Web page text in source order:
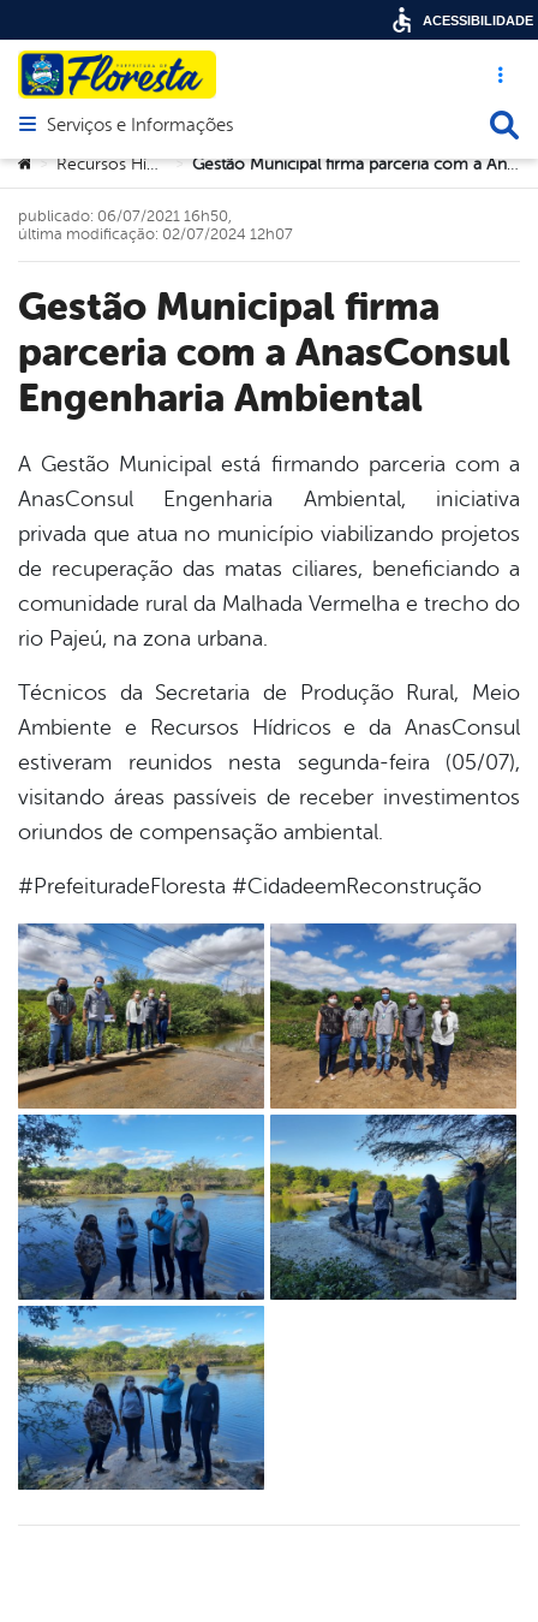
Acesso
Abrir menu principal de navegação
Serviços e Informações
Você está aqui:
> Recursos Hídricos > Gestão Municipal firma parceria com a AnasConsul Engenharia Ambiental
Gestão Municipal firma
parceria com a AnasConsul
Engenharia Ambiental
publicado: 06/07/2021 16h50,
última modificação: 02/07/2024 12h07
A Gestão Municipal está firmando parceria com a
AnasConsul Engenharia Ambiental, iniciativa
privada que atua no município viabilizando projetos
de recuperação das matas ciliares, beneficiando a
comunidade rural da Malhada Vermelha e trecho do
rio Pajeú, na zona urbana.
Técnicos da Secretaria de Produção Rural, Meio
Ambiente e Recursos Hídricos e da AnasConsul
estiveram reunidos nesta segunda-feira (05/07),
visitando áreas passíveis de receber investimentos
oriundos de compensação ambiental.
#PrefeituradeFloresta #CidadeemReconstrução
ACESSIBILIDADE